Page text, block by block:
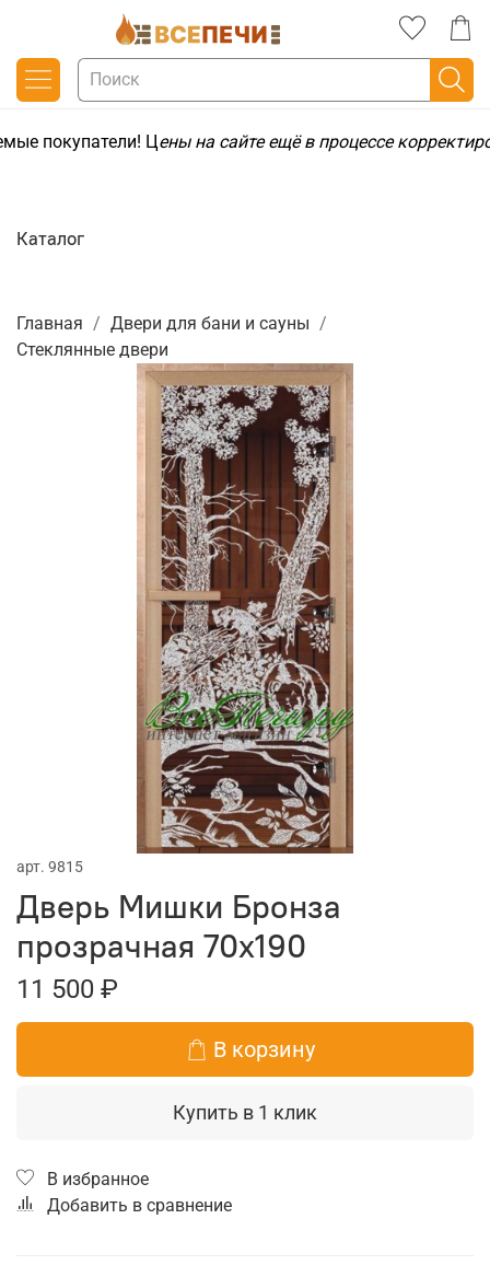
покупатели! Цены на сайте ещё в процессе
Главная
Двери для бани и сауны
Стеклянные двери
арт. 9815
Дверь Мишки Бронза
прозрачная 70х190
11 500 ₽
В корзину
Купить в 1 клик
В избранное
Добавить в сравнение
Каталог